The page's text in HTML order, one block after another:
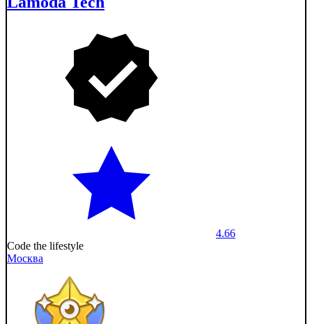
4.66
Code the lifestyle
Москва